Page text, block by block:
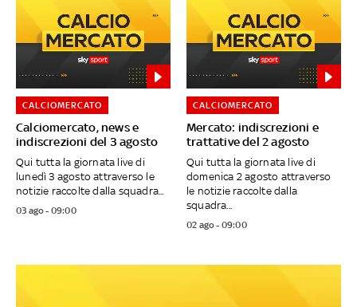
Calciomercato, news e
indiscrezioni del 3 agosto
CALCIOMERCATO
Qui tutta la giornata live di
lunedì 3 agosto attraverso le
notizie raccolte dalla squadra...
03 ago - 09:00
Mercato: indiscrezioni e
trattative del 2 agosto
CALCIOMERCATO
Qui tutta la giornata live di
domenica 2 agosto attraverso
le notizie raccolte dalla
squadra...
02 ago - 09:00